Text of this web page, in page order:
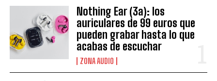
Nothing Ear (3a): los
auriculares de 99 euros que
pueden grabar hasta lo que
acabas de escuchar
ZONA AUDIO